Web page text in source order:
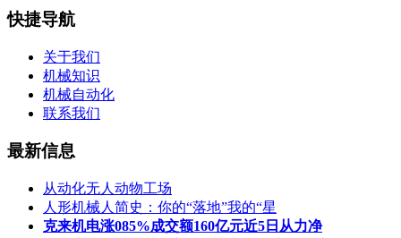
快捷导航
关于我们
机械知识
机械自动化
联系我们
最新信息
从动化无人动物工场
人形机械人简史：你的“落地”我的“星
克来机电涨085%成交额160亿元近5日从力净